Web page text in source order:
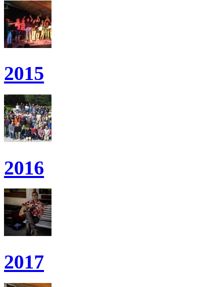
2015
2016
2017